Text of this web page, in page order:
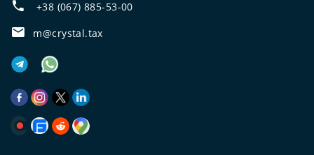
+38 (067) 885-53-00
m@crystal.tax